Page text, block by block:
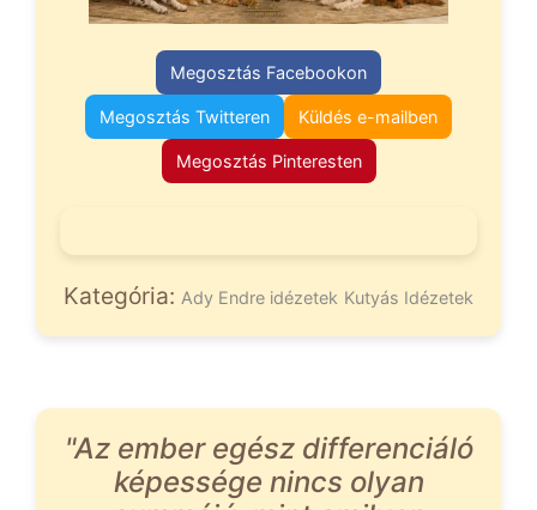
Megosztás Facebookon
Megosztás Twitteren Küldés e-mailben
Megosztás Pinteresten
Kategória: Ady Endre idézetek Kutyás Idézetek
"Az ember egész differenciáló
képessége nincs olyan